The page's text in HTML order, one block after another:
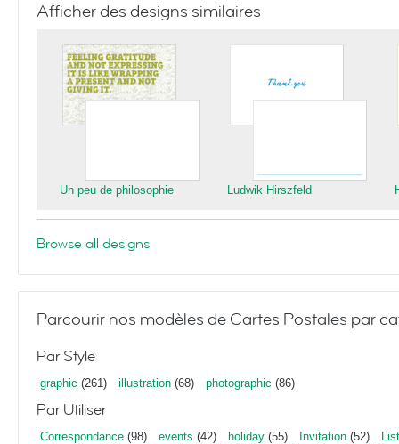
Afficher des designs similaires
Un peu de philosophie Ludwik Hirszfeld
Browse all designs
Parcourir nos modèles de Cartes Postales par
Par Style
graphic (261) illustration (68) photographic (86)
Par Utiliser
Correspondance (98) events (42) holiday (55) Invitation (52)